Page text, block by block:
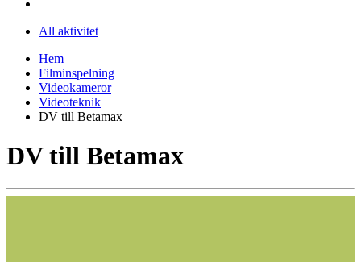
All aktivitet
Hem
Filminspelning
Videokameror
Videoteknik
DV till Betamax
DV till Betamax